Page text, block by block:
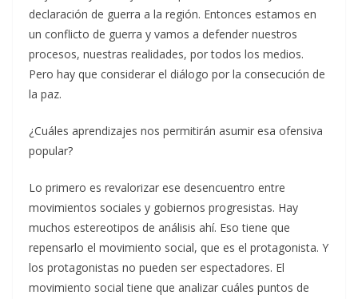
declaración de guerra a la región. Entonces estamos en
un conflicto de guerra y vamos a defender nuestros
procesos, nuestras realidades, por todos los medios.
Pero hay que considerar el diálogo por la consecución de
la paz.
¿Cuáles aprendizajes nos permitirán asumir esa ofensiva
popular?
Lo primero es revalorizar ese desencuentro entre
movimientos sociales y gobiernos progresistas. Hay
muchos estereotipos de análisis ahí. Eso tiene que
repensarlo el movimiento social, que es el protagonista. Y
los protagonistas no pueden ser espectadores. El
movimiento social tiene que analizar cuáles puntos de